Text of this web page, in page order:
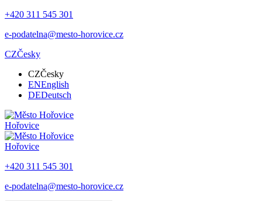
+420 311 545 301
e-podatelna@mesto-horovice.cz
CZČesky
CZČesky
ENEnglish
DEDeutsch
Hořovice
Hořovice
+420 311 545 301
e-podatelna@mesto-horovice.cz